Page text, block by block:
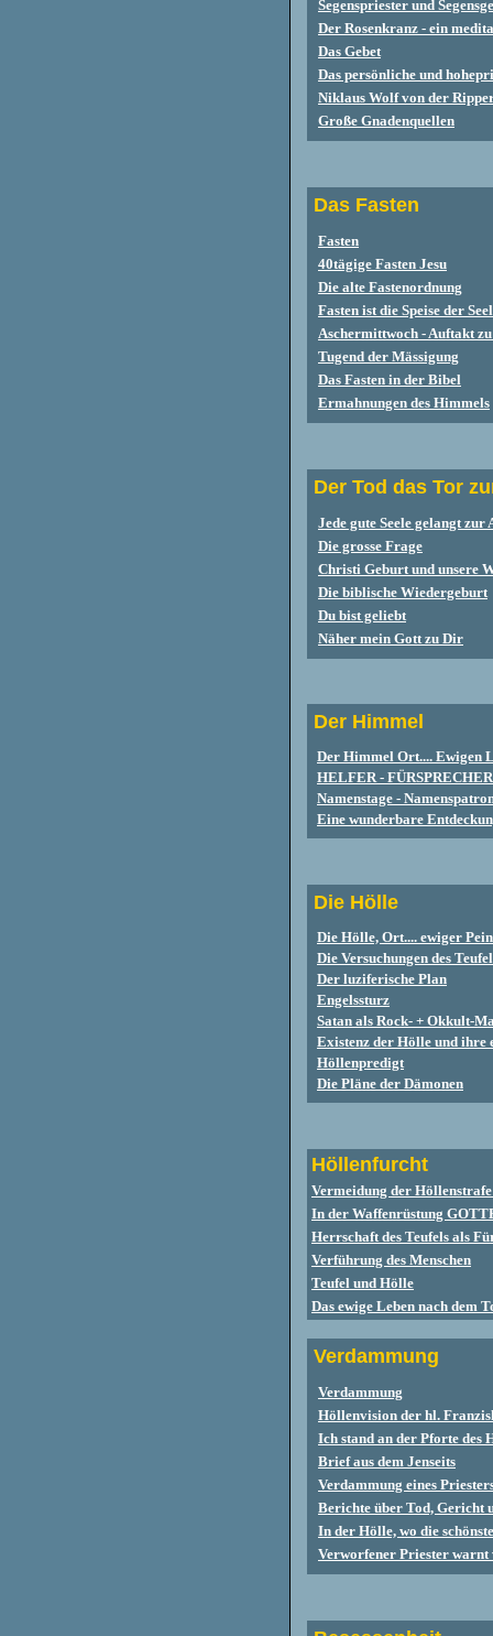
Segenspriester und
Der Rosenkranz - ein
Das Gebet
Das persönliche und
Niklaus Wolf von der
Große Gnadenquellen
Das Fasten
Fasten
40tägige Fasten Jesu
Die alte Fastenordnung
Fasten ist die Speise der
Aschermittwoch - Auftakt
Tugend der Mässigung
Das Fasten in der Bibel
Ermahnungen des Himmels
Der Tod das Tor
Jede gute Seele gelangt zur
Die grosse Frage
Christi Geburt und unsere
Die biblische Wiedergeburt
Du bist geliebt
Näher mein Gott zu Dir
Der Himmel
Der Himmel Ort.... Ewigen
HELFER - FÜRSPRECHER
Namenstage -
Eine wunderbare
Die Hölle
Die Hölle, Ort.... ewiger Pein
Die Versuchungen des
Der luziferische Plan
Engelssturz
Satan als Rock- + Okkult-
Existenz der Hölle und ihre
Höllenpredigt
Die Pläne der Dämonen
Höllenfurcht
Vermeidung der Höllenstraf
In der Waffenrüstung
Herrschaft des Teufels als
Verführung des Menschen
Teufel und Hölle
Das ewige Leben nach dem
Verdammung
Verdammung
Höllenvision der hl.
Ich stand an der Pforte des
Brief aus dem Jenseits
Verdammung eines
Berichte über Tod, Gericht
In der Hölle, wo die
Verworfener Priester